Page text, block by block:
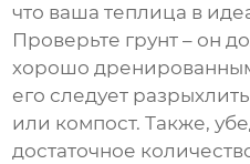
что ваша теплица в
Проверьте грунт – он
хорошо
его следует
или компост. Также,
достаточное